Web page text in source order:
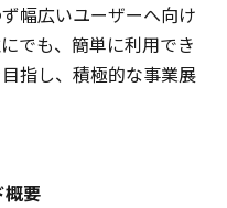
幅広いユーザーへ向け
でも、簡単に利用でき
指し、積極的な事業展
要